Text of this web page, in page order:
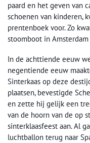
paard en het geven van
schoenen van kinderen,
prentenboek voor. Zo
stoomboot in
In de achttiende eeuw
negentiende eeuw
Sinterkaas op deze
plaatsen, bevestigde
en zette hij gelijk een
van de hoorn van de op
sinterklaasfeest aan. Al
luchtballon terug naar